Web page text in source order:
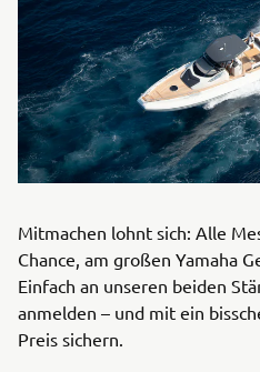
Mitmachen lohnt sich: Alle
Chance, am großen Yamaha
Einfach an unseren beiden
anmelden – und mit ein
Preis sichern.